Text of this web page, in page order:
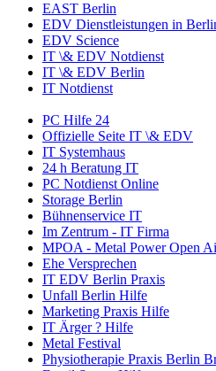
EAST Berlin
EDV Dienstleistungen in
EDV Science
IT \& EDV Notdienst
IT \& EDV Berlin
IT Notdienst
PC Hilfe 24
Offizielle Seite IT \& EDV
IT Systemhaus
24 h Beratung IT
PC Notdienst Online
Storage Berlin
Bühnenservice IT
Im Zentrum - IT Firma
MPOA - Metal Power Open
Ehe Versprechen
IT EDV Berlin Praxis
Unfall Berlin Hilfe
Marketing Praxis Hilfe
IT Ärger ? Hilfe
Metal Festival
Physiotherapie Praxis Berlin